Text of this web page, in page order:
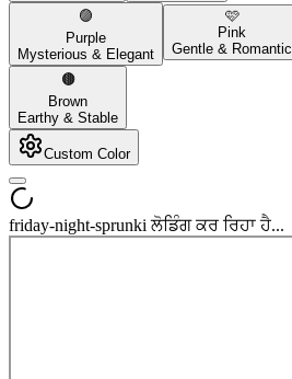
🟣
Purple
Mysterious & Elegant
🩷
Pink
Gentle & Romantic
🟤
Brown
Earthy & Stable
Custom Color
friday-night-sprunki ਲੋਡਿੰਗ ਕਰ ਰਿਹਾ ਹੈ...